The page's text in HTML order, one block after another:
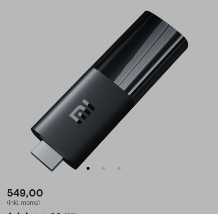
549,00
(inkl. moms)